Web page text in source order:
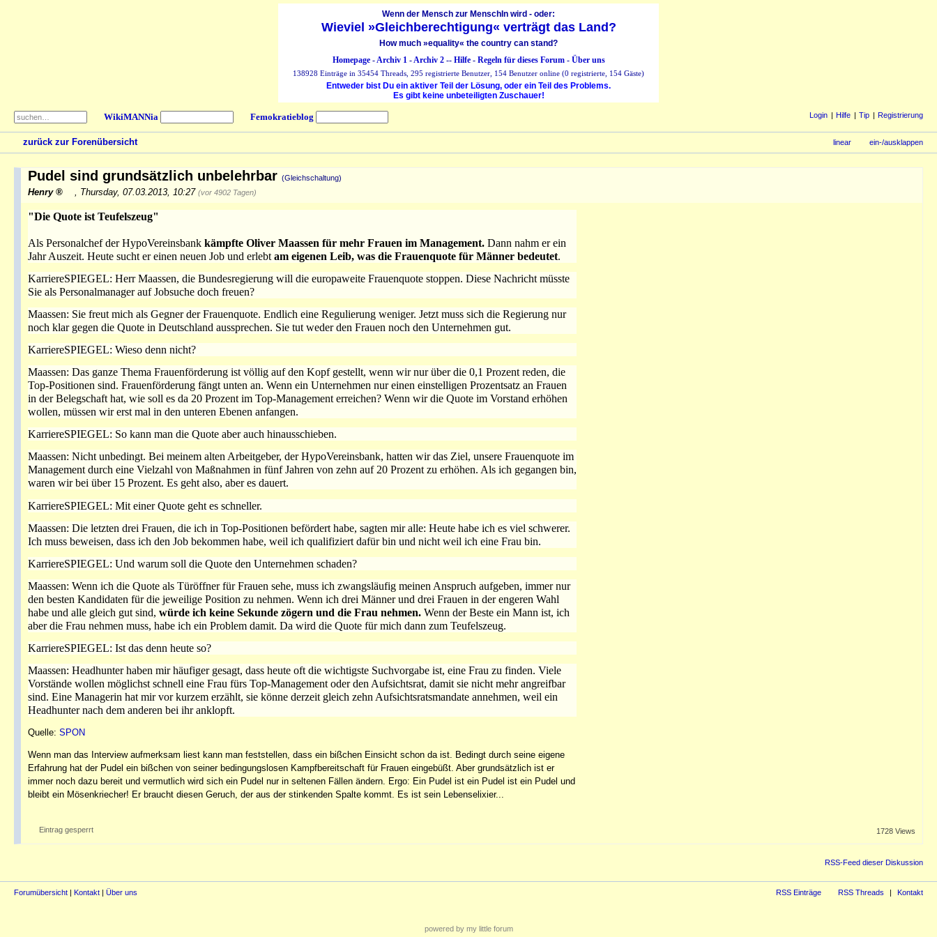
Wenn der Mensch zur MenschIn wird - oder:
Wieviel »Gleichberechtigung« verträgt das Land?
How much »equality« the country can stand?
Homepage-Archiv 1-Archiv 2-- Hilfe- Regeln für dieses Forum- Über uns
138928 Einträge in 35454 Threads, 295 registrierte Benutzer, 154 Benutzer online (0 registrierte, 154 Gäste)
Entweder bist Du ein aktiver Teil der Lösung, oder ein Teil des Problems.
Es gibt keine unbeteiligten Zuschauer!
WikiMANNia Femokratieblog Login Hilfe Tip Registrierung
zurück zur Forenübersicht linear ein-/ausklappen
Pudel sind grundsätzlich unbelehrbar (Gleichschaltung)
Henry Thursday, 07.03.2013, 10:27 (vor 4902 Tagen)
"Die Quote ist Teufelszeug"
Als Personalchef der HypoVereinsbank kämpfte Oliver Maassen für mehr Frauen im Management. Dann nahm er ein
Jahr Auszeit. Heute sucht er einen neuen Job und erlebt am eigenen Leib, was die Frauenquote für Männer bedeutet.
KarriereSPIEGEL: Herr Maassen, die Bundesregierung will die europaweite Frauenquote stoppen. Diese Nachricht müsste
Sie als Personalmanager auf Jobsuche doch freuen?
Maassen: Sie freut mich als Gegner der Frauenquote. Endlich eine Regulierung weniger. Jetzt muss sich die Regierung nur
noch klar gegen die Quote in Deutschland aussprechen. Sie tut weder den Frauen noch den Unternehmen gut.
KarriereSPIEGEL: Wieso denn nicht?
Maassen: Das ganze Thema Frauenförderung ist völlig auf den Kopf gestellt, wenn wir nur über die 0,1 Prozent reden, die
Top-Positionen sind. Frauenförderung fängt unten an. Wenn ein Unternehmen nur einen einstelligen Prozentsatz an Frauen
in der Belegschaft hat, wie soll es da 20 Prozent im Top-Management erreichen? Wenn wir die Quote im Vorstand erhöhen
wollen, müssen wir erst mal in den unteren Ebenen anfangen.
KarriereSPIEGEL: So kann man die Quote aber auch hinausschieben.
Maassen: Nicht unbedingt. Bei meinem alten Arbeitgeber, der HypoVereinsbank, hatten wir das Ziel, unsere Frauenquote im
Management durch eine Vielzahl von Maßnahmen in fünf Jahren von zehn auf 20 Prozent zu erhöhen. Als ich gegangen bin,
waren wir bei über 15 Prozent. Es geht also, aber es dauert.
KarriereSPIEGEL: Mit einer Quote geht es schneller.
Maassen: Die letzten drei Frauen, die ich in Top-Positionen befördert habe, sagten mir alle: Heute habe ich es viel schwerer.
Ich muss beweisen, dass ich den Job bekommen habe, weil ich qualifiziert dafür bin und nicht weil ich eine Frau bin.
KarriereSPIEGEL: Und warum soll die Quote den Unternehmen schaden?
Maassen: Wenn ich die Quote als Türöffner für Frauen sehe, muss ich zwangsläufig meinen Anspruch aufgeben, immer nur
den besten Kandidaten für die jeweilige Position zu nehmen. Wenn ich drei Männer und drei Frauen in der engeren Wahl
habe und alle gleich gut sind, würde ich keine Sekunde zögern und die Frau nehmen. Wenn der Beste ein Mann ist, ich
aber die Frau nehmen muss, habe ich ein Problem damit. Da wird die Quote für mich dann zum Teufelszeug.
KarriereSPIEGEL: Ist das denn heute so?
Maassen: Headhunter haben mir häufiger gesagt, dass heute oft die wichtigste Suchvorgabe ist, eine Frau zu finden. Viele
Vorstände wollen möglichst schnell eine Frau fürs Top-Management oder den Aufsichtsrat, damit sie nicht mehr angreifbar
sind. Eine Managerin hat mir vor kurzem erzählt, sie könne derzeit gleich zehn Aufsichtsratsmandate annehmen, weil ein
Headhunter nach dem anderen bei ihr anklopft.
Quelle: SPON
Wenn man das Interview aufmerksam liest kann man feststellen, dass ein bißchen Einsicht schon da ist. Bedingt durch seine eigene
Erfahrung hat der Pudel ein bißchen von seiner bedingungslosen Kampfbereitschaft für Frauen eingebüßt. Aber grundsätzlich ist er
immer noch dazu bereit und vermutlich wird sich ein Pudel nur in seltenen Fällen ändern. Ergo: Ein Pudel ist ein Pudel ist ein Pudel und
bleibt ein Mösenkriecher! Er braucht diesen Geruch, der aus der stinkenden Spalte kommt. Es ist sein Lebenselixier...
Eintrag gesperrt 1728 Views
RSS-Feed dieser Diskussion
Forumübersicht Kontakt Über uns RSS Einträge RSS Threads Kontakt
powered by my little forum